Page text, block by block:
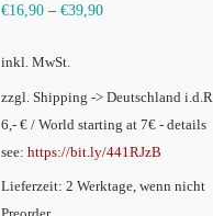
€16,90– €39,90
inkl. MwSt.
zzgl. Shipping -> Deutschland i.d.R.
6,- € / World starting at 7€ - details
see: https://bit.ly/441RJzB
Lieferzeit: 2 Werktage, wenn nicht